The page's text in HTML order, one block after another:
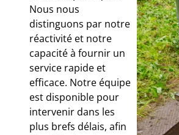
Nous nous
distinguons par notre
réactivité et notre
capacité à fournir un
service rapide et
efficace. Notre équipe
est disponible pour
intervenir dans les
plus brefs délais, afin